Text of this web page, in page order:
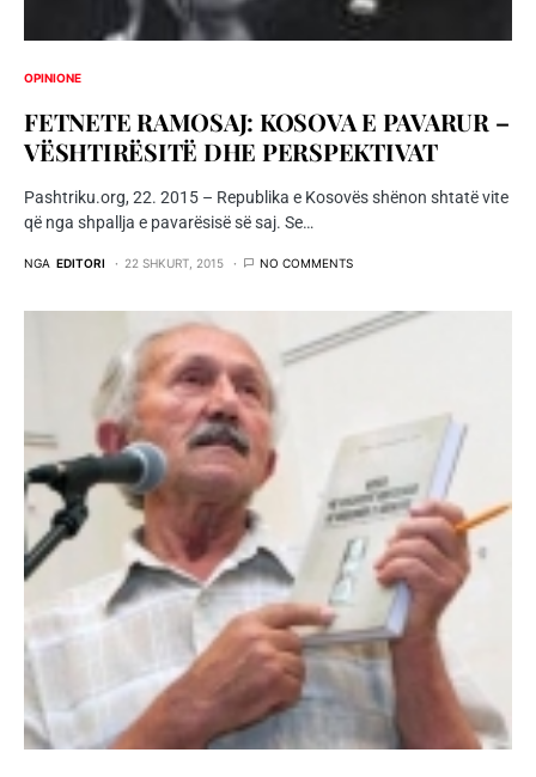
OPINIONE
FETNETE RAMOSAJ: KOSOVA E PAVARUR –
VËSHTIRËSITË DHE PERSPEKTIVAT
Pashtriku.org, 22. 2015 – Republika e Kosovës shënon shtatë vite
që nga shpallja e pavarësisë së saj. Se…
NGA EDITORI 22 SHKURT, 2015 NO COMMENTS